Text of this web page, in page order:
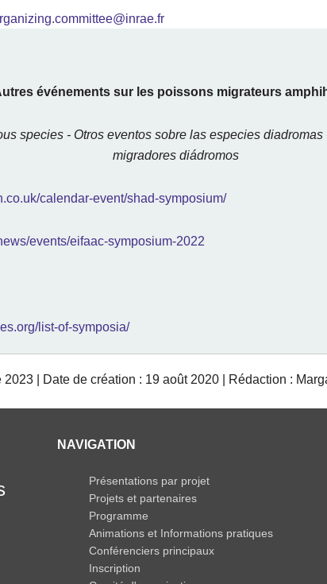
événements sur les poissons migrateurs
species - Otros eventos sobre las especies
migradores diádromos
calendar-event/shad-symposium/
events/eifaac-symposium-2022
list-of-symposia/
| Date de création : 19 août 2020 | Rédaction :
NAVIGATION
Présentations par projet
Projets et partenaires
Programme
Animations et Informations pratiques
Conférenciers principaux
Inscription